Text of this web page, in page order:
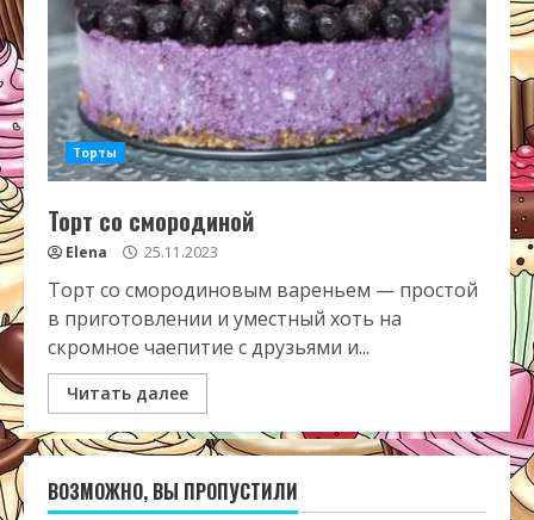
Торты
Торт со смородиной
Elena 25.11.2023
Торт со смородиновым вареньем — простой
в приготовлении и уместный хоть на
скромное чаепитие с друзьями и...
Читать далее
ВОЗМОЖНО, ВЫ ПРОПУСТИЛИ